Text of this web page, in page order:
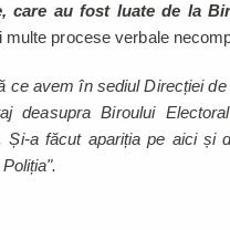
care au fost luate de la
procese verbale
ce avem în sediul Direcției
deasupra Biroului
Și-a făcut apariția pe aici și